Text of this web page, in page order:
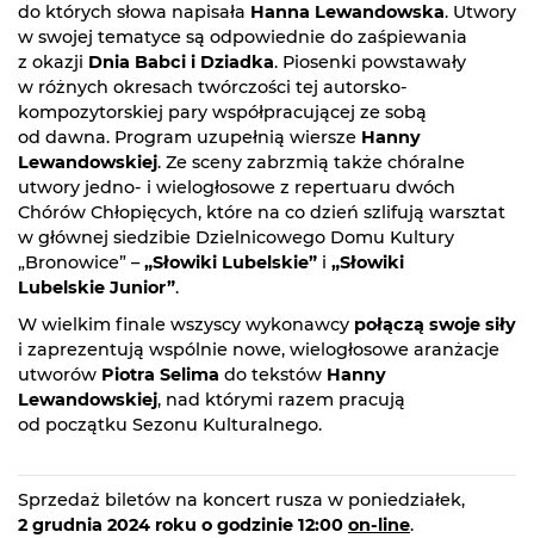
do których słowa napisała Hanna Lewandowska. Utwory
w swojej tematyce są odpowiednie do zaśpiewania
z okazji Dnia Babci i Dziadka. Piosenki powstawały
w różnych okresach twórczości tej autorsko-
kompozytorskiej pary współpracującej ze sobą
od dawna. Program uzupełnią wiersze Hanny
Lewandowskiej. Ze sceny zabrzmią także chóralne
utwory jedno- i wielogłosowe z repertuaru dwóch
Chórów Chłopięcych, które na co dzień szlifują warsztat
w głównej siedzibie Dzielnicowego Domu Kultury
„Bronowice” –„Słowiki Lubelskie” i „Słowiki
Lubelskie Junior”.
W wielkim finale wszyscy wykonawcy połączą swoje siły
i zaprezentują wspólnie nowe, wielogłosowe aranżacje
utworów Piotra Selima do tekstów Hanny
Lewandowskiej, nad którymi razem pracują
od początku Sezonu Kulturalnego.
Sprzedaż biletów na koncert rusza w poniedziałek,
2 grudnia 2024 roku o godzinie 12:00 on-line.